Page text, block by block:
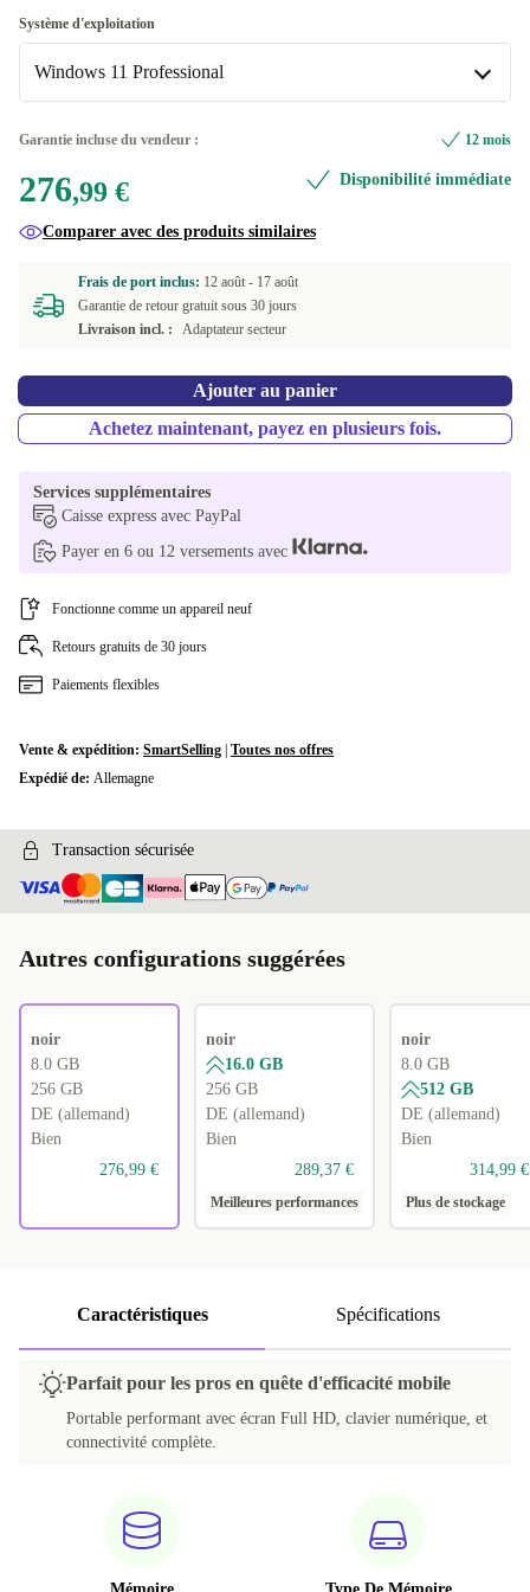
PT (portugais)
GR (grecque)
BE (belge) +76,41 €
CZ (tchèque)
UK (anglais britannique)
SE (suédois)
SI (slovène)
PL (polonais)
Optimale
Neuve +76,41 €
Système d'exploitation
Windows 11 Professional
+20,00 €
Windows 11 Professional
Garantie incluse du vendeur : 12 mois
276,99 € Disponibilité immédiate
Comparer avec des produits similaires
Frais de port inclus: 12 août - 17 août
Garantie de retour gratuit sous 30 jours
Livraison incl. :
Adaptateur secteur
Ajouter au panier
Achetez maintenant, payez en plusieurs fois.
Services supplémentaires
Caisse express avec PayPal
Payer en 6 ou 12 versements avec
Fonctionne comme un appareil neuf
Retours gratuits de 30 jours
Paiements flexibles
Vente & expédition: SmartSelling Toutes nos offres
Expédié de: Allemagne
Transaction sécurisée
Autres configurations suggérées
noir
8.0 GB
256 GB
DE (allemand)
Bien
276,99 €
noir
16.0 GB
256 GB
DE (allemand)
Bien
289,37 €
Meilleures performances
noir
8.0 GB
512 GB
DE (allemand)
Bien
314,99 €
Plus de stockage
Caractéristiques Spécifications
Parfait pour les pros en quête d'efficacité mobile
Portable performant avec écran Full HD, clavier numérique, et
connectivité complète.